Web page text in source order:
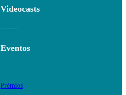
Videocasts
Eventos
Prémios